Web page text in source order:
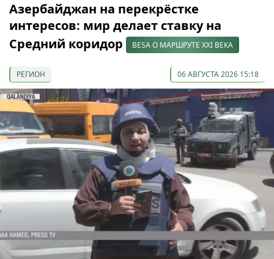
Азербайджан на перекрёстке
интересов: мир делает ставку на
Средний коридор
BESA О МАРШРУТЕ XXI ВЕКА
РЕГИОН 06 АВГУСТА 2026 15:18